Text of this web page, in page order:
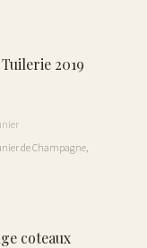
2019
de Champagne,
coteaux